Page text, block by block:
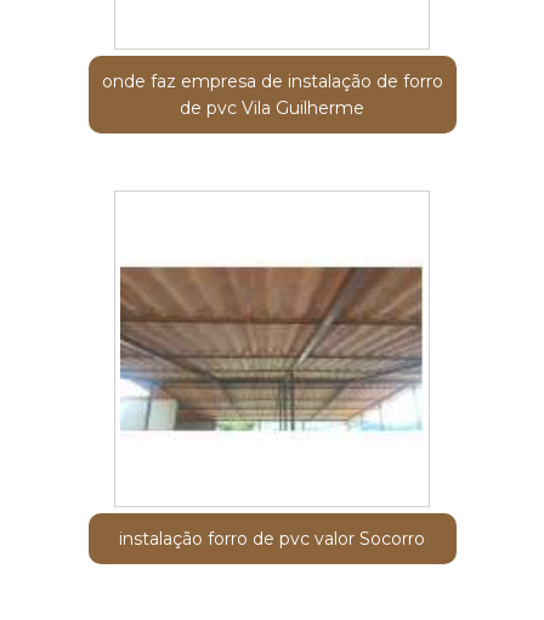
onde faz empresa de instalação de forro
de pvc Vila Guilherme
instalação forro de pvc valor Socorro